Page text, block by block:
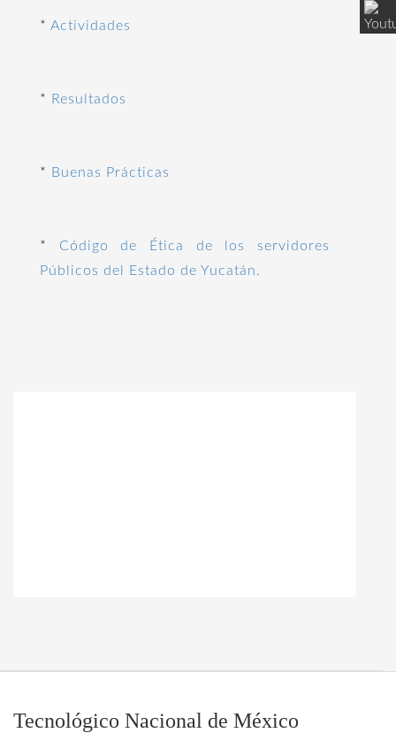
* Actividades
* Resultados
* Buenas Prácticas
* Código de Ética de los servidores
Públicos del Estado de Yucatán.
Tecnológico Nacional de México